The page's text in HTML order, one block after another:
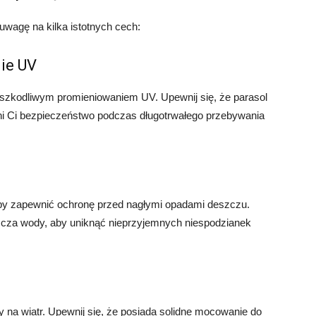
na kilka istotnych cech:
UV
promieniowaniem UV. Upewnij się, że parasol
bezpieczeństwo podczas długotrwałego przebywania
zapewnić ochronę przed nagłymi opadami deszczu.
wody, aby uniknąć nieprzyjemnych niespodzianek
wiatr. Upewnij się, że posiada solidne mocowanie do